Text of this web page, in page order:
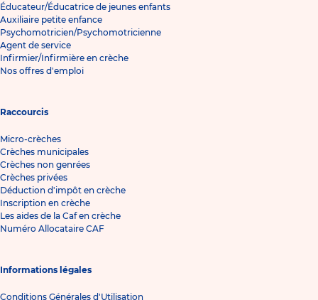
Éducateur/Éducatrice de jeunes enfants
Auxiliaire petite enfance
Psychomotricien/Psychomotricienne
Agent de service
Infirmier/Infirmière en crèche
Nos offres d'emploi
Raccourcis
Micro-crèches
Crèches municipales
Crèches non genrées
Crèches privées
Déduction d'impôt en crèche
Inscription en crèche
Les aides de la Caf en crèche
Numéro Allocataire CAF
Informations légales
Conditions Générales d'Utilisation